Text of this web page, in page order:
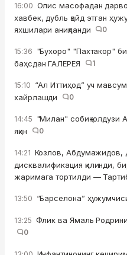
16:00 Олис масофадан
хавбек, дубль қайд этган
яхшилари аниқланди
0
15:36 "Бухоро" "Пахтакор"
баҳсдан ГАЛЕРЕЯ
1
15:10 “Ал Иттиҳод” уч
хайрлашди
0
14:45 "Милан" собиқ юлдузи
яқин
0
14:21 Козлов, Абдумажидов,
дисквалификация қилинди,
жаримага тортилди —
13:50 “Барселона”
13:25 Флик ва Ямаль
0